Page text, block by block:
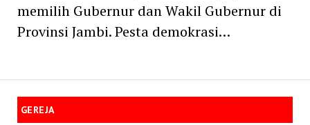
GEREJA
memilih Gubernur dan Wakil Gubernur di
Provinsi Jambi. Pesta demokrasi…